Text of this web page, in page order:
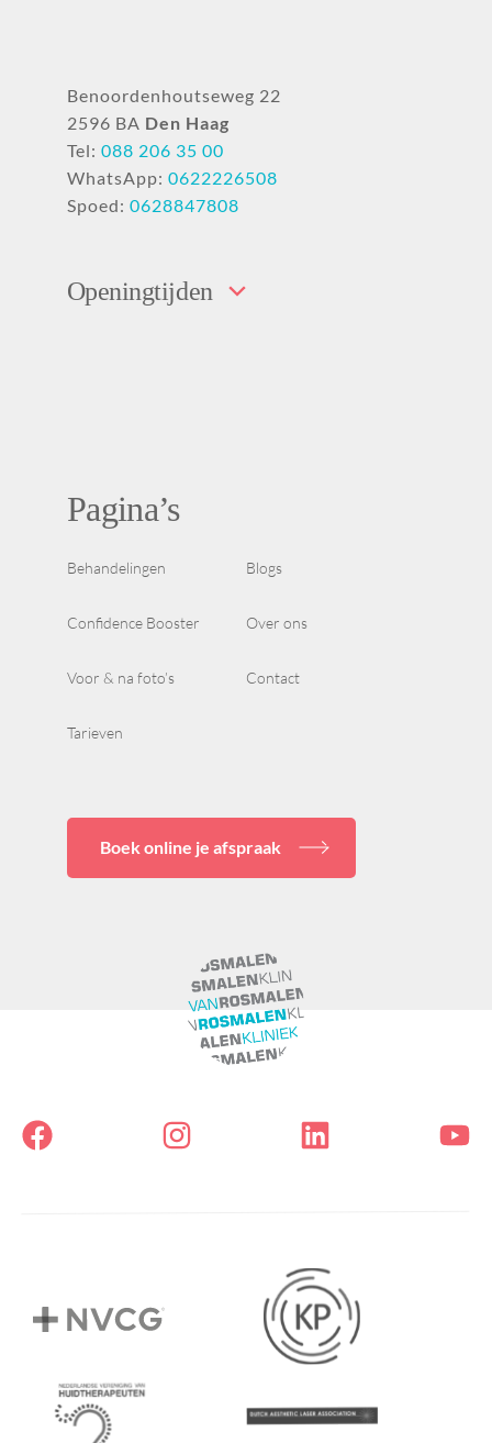
Benoordenhoutseweg 22
2596 BA Den Haag
Tel: 088 206 35 00
WhatsApp: 0622226508
Spoed: 0628847808
Openingtijden
Pagina’s
Behandelingen Blogs
Confidence Booster Over ons
Voor & na foto’s Contact
Tarieven
Boek online je afspraak